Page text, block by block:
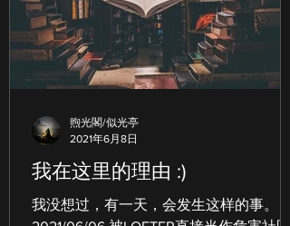
我在这里的理由 :)
我没想过，有一天，会发生这样的事。
煦光閣/似光亭
2021年6月8日